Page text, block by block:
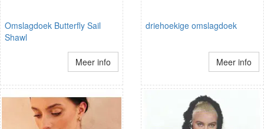
Omslagdoek Butterfly Sail
Shawl
Meer info
driehoekige omslagdoek
Meer info